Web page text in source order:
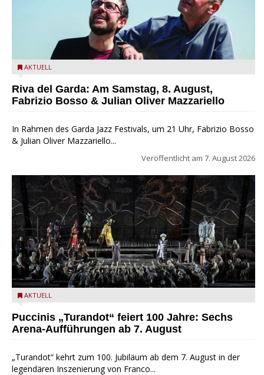
Fabrizio Bosso & Julian Oliver Mazzariello zu Gast beim Garda
AKTUELL
Riva del Garda: Am Samstag, 8. August,
Fabrizio Bosso & Julian Oliver Mazzariello
In Rahmen des Garda Jazz Festivals, um 21 Uhr, Fabrizio Bosso
& Julian Oliver Mazzariello...
Veröffentlicht am 7. August 2026
Turandot in der Arena von Verona - Ennevi für Fondazione
AKTUELL
Puccinis „Turandot“ feiert 100 Jahre: Sechs
Arena-Aufführungen ab 7. August
„Turandot“ kehrt zum 100. Jubiläum ab dem 7. August in der
legendären Inszenierung von Franco...